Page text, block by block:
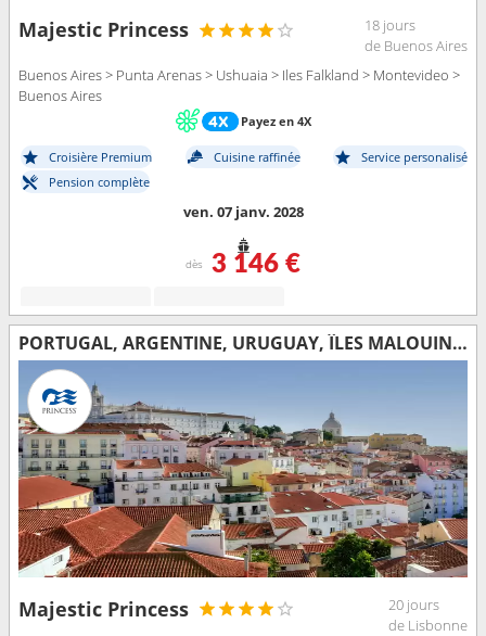
Majestic Princess
18 jours
de Buenos Aires
Buenos Aires > Punta Arenas > Ushuaia > Iles Falkland > Montevideo >
Buenos Aires
Payez en 4X
Croisière Premium Cuisine raffinée
Service personalisé
Pension complète
ven. 07 janv. 2028
dès 3 146 €
PORTUGAL, ARGENTINE, URUGUAY, ÎLES MALOUINES, CHILI
Majestic Princess
20 jours
de Lisbonne